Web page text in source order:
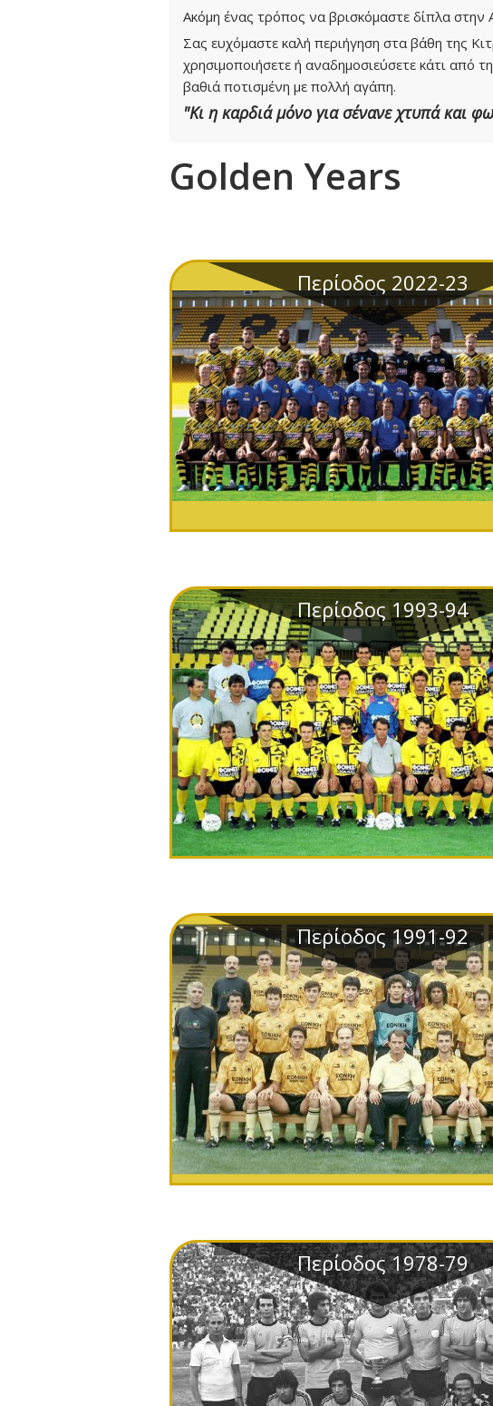
Ακόμη ένας τρόπος να βρισκόμαστε δίπλα στην
Σας ευχόμαστε καλή περιήγηση στα βάθη της
χρησιμοποιήσετε ή αναδημοσιεύσετε κάτι από
βαθιά ποτισμένη με πολλή αγάπη.
"Κι η καρδιά μόνο για σένανε χτυπά και
Golden Years
Περίοδος 2022-23
Περίοδος 1993-94
Περίοδος 1991-92
Περίοδος 1978-79